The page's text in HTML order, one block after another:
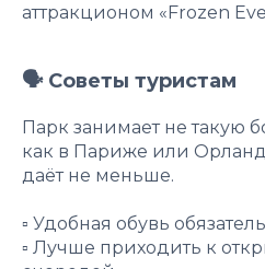
аттракционом «Frozen
🗣 Советы туристам
Парк занимает не такую
как в Париже или
даёт не меньше.
▫️ Удобная обувь
▫️ Лучше приходить к